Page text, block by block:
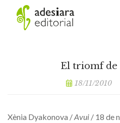
El triomf de
18/11/2010
Xènia Dyakonova /Avui / 18 de